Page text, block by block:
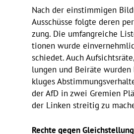
Nach der einstim­migen
Ausschüsse folgte deren
zung. Die umfang­reiche
tionen wurde
schiedet. Auch
lungen und Beiräte wurden
kluges
der AfD in zwei Gremien
der Linken streitig zu
Rechte gegen Gleichstellung